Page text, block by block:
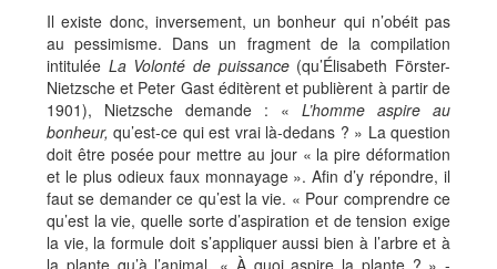
Il existe donc, inversement, un bonheur qui n’obéit pas
au pessimisme. Dans un fragment de la compilation
intitulée La Volonté de puissance(qu’Élisabeth Förster-
Nietzsche et Peter Gast éditèrent et publièrent à partir de
1901), Nietzsche demande : « L’homme aspire au
bonheur,qu’est-ce qui est vrai là-dedans ? » La question
doit être posée pour mettre au jour « la pire déformation
et le plus odieux faux monnayage ». Afin d’y répondre, il
faut se demander ce qu’est la vie. « Pour comprendre ce
qu’est la vie, quelle sorte d’aspiration et de tension exige
la vie, la formule doit s’appliquer aussi bien à l’arbre et à
la plante qu’à l’animal. « À quoi aspire la plante ? » -